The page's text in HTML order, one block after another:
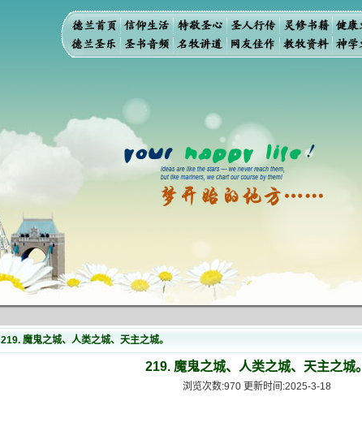
219. 魔鬼之城、人类之城、天主之城。
219. 魔鬼之城、人类之城、天主之城。
浏览次数:970 更新时间:2025-3-18